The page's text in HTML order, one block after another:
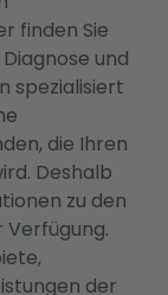
finden Sie
und
spezialisiert
die Ihren
Deshalb
zu den
Verfügung.
der